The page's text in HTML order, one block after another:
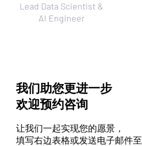
Lead Data Scientist &
AI Engineer
我们助您更进一步
欢迎预约咨询
让我们一起实现您的愿景，
填写右边表格或发送电子邮件至